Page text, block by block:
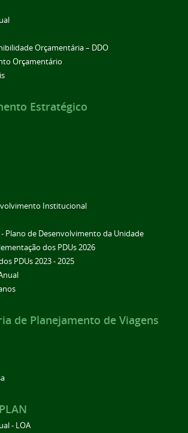
Orçamentária – DDO
Orçamentário
Estratégico
Institucional
Plano de Desenvolvimento da Unidade
dos PDUs 2026
PDUs 2023 - 2025
de Planejamento de Viagens
- LOA